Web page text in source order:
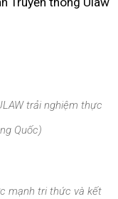
trải nghiệm thực
Quốc)
mạnh tri thức và kết